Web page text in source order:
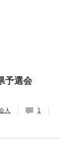
予選会
人
1